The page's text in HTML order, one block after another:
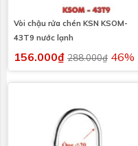
Vòi chậu rửa chén KSN KSOM-
43T9 nước lạnh
156.000₫ 288.000₫ 46%